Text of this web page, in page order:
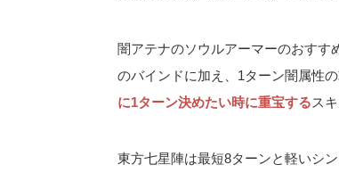
闇アテナのソウルアーマーのおすす
のバインドに加え、1ターン闇属性
に1ターン決めたい時に重宝するス
東方七星陣は最短8ターンと軽いシ